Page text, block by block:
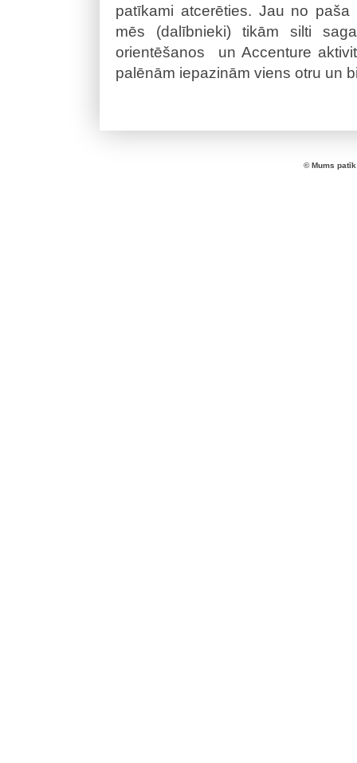
patīkami atcerēties. Jau no
mēs (dalībnieki) tikām silti
orientēšanos un Accenture
palēnām iepazinām viens otru un
© Mums